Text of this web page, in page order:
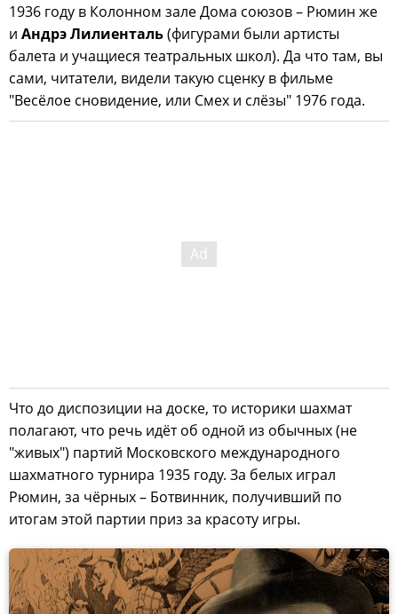
1936 году в Колонном зале Дома союзов – Рюмин же
и Андрэ Лилиенталь(фигурами были артисты
балета и учащиеся театральных школ). Да что там, вы
сами, читатели, видели такую сценку в фильме
"Весёлое сновидение, или Смех и слёзы" 1976 года.
Что до диспозиции на доске, то историки шахмат
полагают, что речь идёт об одной из обычных (не
"живых") партий Московского международного
шахматного турнира 1935 году. За белых играл
Рюмин, за чёрных – Ботвинник, получивший по
итогам этой партии приз за красоту игры.